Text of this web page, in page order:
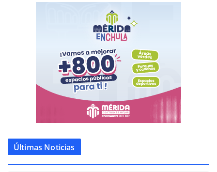
Últimas Noticias